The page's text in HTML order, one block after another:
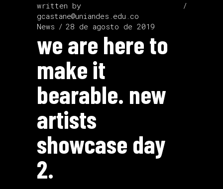
written by
gcastane@uniandes.edu.co
News
28 de agosto de 2019
we are here to
make it
bearable. new
artists
showcase day
2.